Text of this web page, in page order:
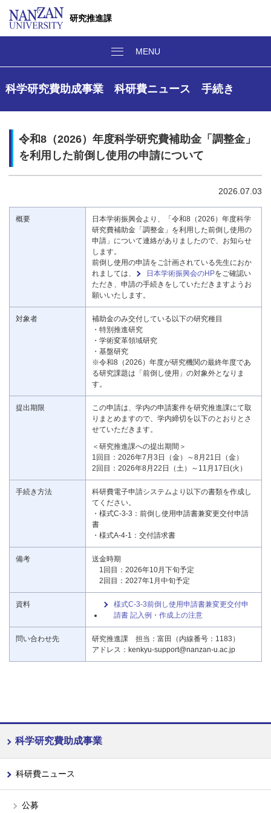
研究推進課
科学研究費助成事業 科研費ニュース 手続き
令和8（2026）年度科学研究費補助金「調整金」
を利用した前倒し使用の申請について
2026.07.03
概要
日本学術振興会より、「令和8（2026）年度科学
研究費補助金「調整金」を利用した前倒し使用の
申請」について連絡がありましたので、お知らせ
します。
前倒し使用の申請をご計画されている先生におか
れましては、
日本学術振興会のHPをご確認い
ただき、申請の手続きをしていただきますようお
願いいたします。
対象者
補助金のみ交付している以下の研究種目
・特別推進研究
・学術変革領域研究
・基盤研究
※令和8（2026）年度が研究機関の最終年度であ
る研究課題は「前倒し使用」の対象外となりま
す。
提出期限
この申請は、学内の申請案件を研究推進課にて取
りまとめますので、学内締切を以下のとおりとさ
せていただきます。
＜研究推進課への提出期間＞
1回目：2026年7月3日（金）～8月21日（金）
2回目：2026年8月22日（土）～11月17日(火）
手続き方法
科研費電子申請システムより以下の書類を作成し
てください。
・様式C-3-3：前倒し使用申請書兼変更交付申請
書
・様式A-4-1：交付請求書
備考
送金時期
1回目：2026年10月下旬予定
2回目：2027年1月中旬予定
資料
様式C-3-3前倒し使用申請書兼変更交付申
請書 記入例・作成上の注意
問い合わせ先
研究推進課 担当：富田（内線番号：1183）
アドレス：kenkyu-support@nanzan-u.ac.jp
科学研究費助成事業
科研費ニュース
公募